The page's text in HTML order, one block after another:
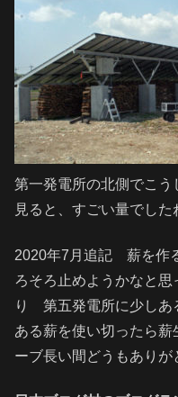
第一発電所の北側でこう
見ると、すごい量でした
2020年7月追記 薪を作
ろそろ止めようかなと
り 第五発電所に少しあ
ある薪を使い切ったら
ーブ長い間どうもありが